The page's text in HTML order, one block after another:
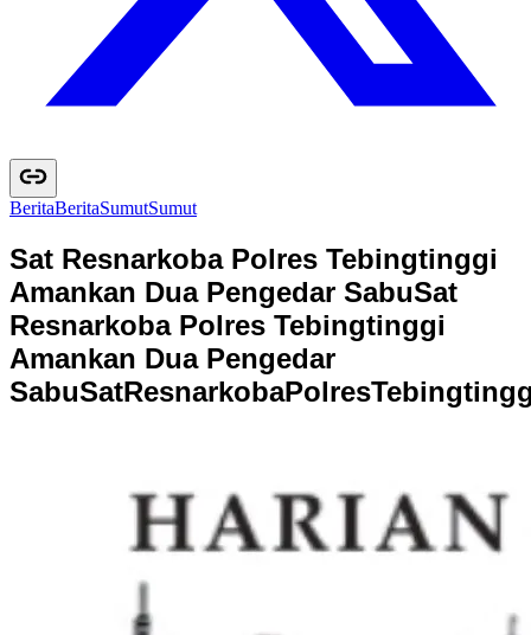
BeritaBeritaSumutSumut
Sat Resnarkoba Polres Tebingtinggi
Amankan Dua Pengedar SabuSat
Resnarkoba Polres Tebingtinggi
Amankan Dua Pengedar
SabuSatResnarkobaPolresTebingting